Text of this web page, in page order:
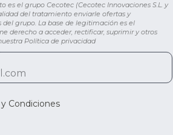
es el grupo Cecotec (Cecotec Innovaciones S.L. y
del tratamiento enviarle ofertas y
grupo. La base de legitimación es el
derecho a acceder, rectificar, suprimir y otros
Política de privacidad
Condiciones